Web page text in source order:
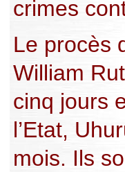
crimes
Le procès
William
cinq jours
l’Etat,
mois. Ils